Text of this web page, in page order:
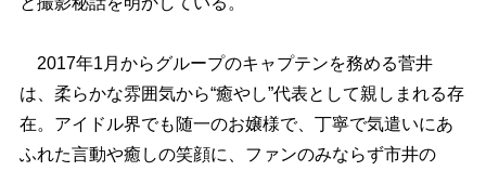
2017年1月からグループのキャプテンを務める菅井
は、柔らかな雰囲気から“癒やし”代表として親しまれる存
在。アイドル界でも随一のお嬢様で、丁寧で気遣いにあ
ふれた言動や癒しの笑顔に、ファンのみならず市井の